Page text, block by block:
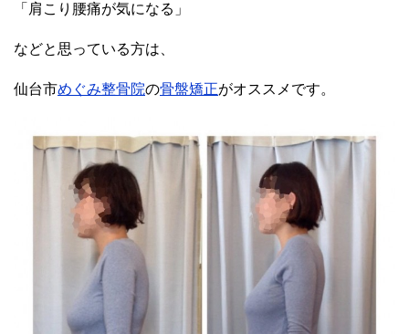
「肩こり腰痛が気になる」
などと思っている方は、
仙台市めぐみ整骨院の骨盤矯正がオススメです。